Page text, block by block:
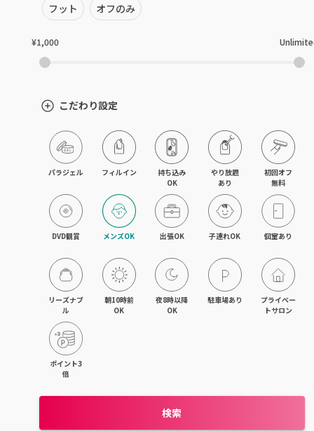
横須賀・鎌倉・逗子
大船・戸塚・保土ヶ谷
藤沢・湘南台・江ノ島
武蔵小杉・日吉・綱島
相模大野・小田急相模原
東林間・中央林間・南林間
大和・さがみ野・二俣川
上大岡・金沢文庫・港南台
フット オフのみ
¥1,000
こだわり設定
パラジェル フィルイン
持ち込み
OK
やり放題
あり
初回オフ
無料
DVD観賞 メンズOK 出張OK 子連れOK 個室あり
リーズナブ
ル
朝10時前
OK
夜8時以降
OK
駐車場あり
プライベー
トサロン
ポイント3
倍
検索